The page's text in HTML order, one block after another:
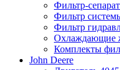
Фильтр-
Фильтр
Фильтр
Охлаждающие
Комплекты
John Deere